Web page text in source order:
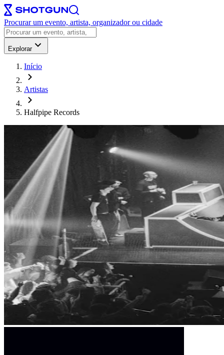
Procurar um evento, artista, organizador ou cidade
Explorar
Início
Artistas
Halfpipe Records